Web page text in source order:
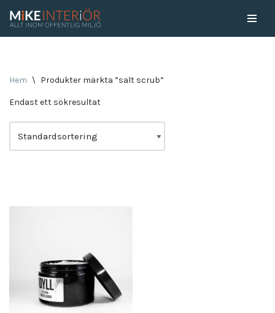
Hem \ Produkter märkta ”salt scrub”
Endast ett sökresultat